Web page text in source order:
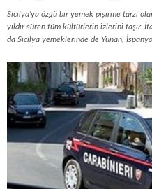
Sicilya’ya özgü bir yemek pişirme tarzı
yıldır süren tüm kültürlerin izlerini taşır.
da Sicilya yemeklerinde de Yunan,